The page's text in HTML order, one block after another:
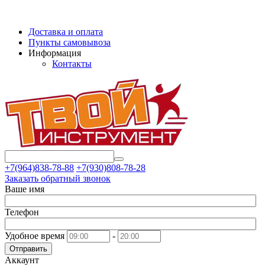
Доставка и оплата
Пункты самовывоза
Информация
Контакты
+7(964)838-78-88 +7(930)808-78-28
Заказать обратный звонок
Ваше имя
Телефон
Удобное время -
Отправить
Аккаунт